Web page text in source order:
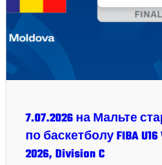
7.07.2026 на Мальте
по баскетболу FIBA U16
2026, Division C